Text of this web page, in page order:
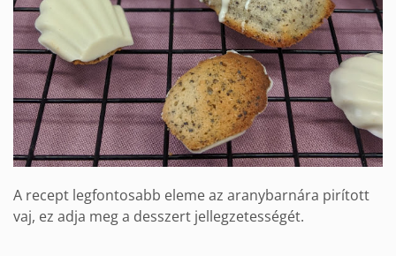
A recept legfontosabb eleme az aranybarnára pirított
vaj, ez adja meg a desszert jellegzetességét.